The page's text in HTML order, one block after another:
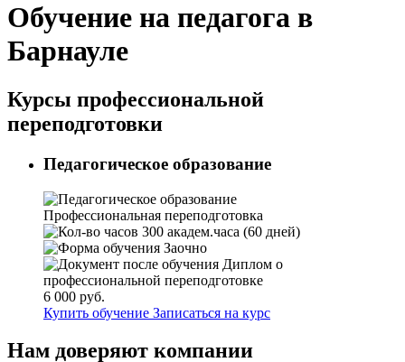
Обучение на педагога в
Барнауле
Курсы профессиональной
переподготовки
Педагогическое образование
Профессиональная переподготовка
300 академ.часа (60 дней)
Заочно
Диплом о
профессиональной переподготовке
6 000 руб.
Купить обучение Записаться на курс
Нам доверяют компании